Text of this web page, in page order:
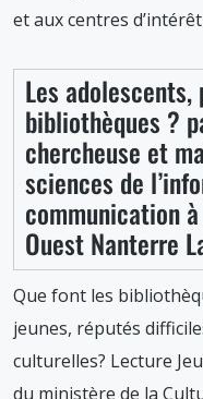
et aux centres
Les
bibliothèques ?
chercheuse et
sciences de
communication
Ouest Nanterre
Que font les
jeunes, réputés
culturelles? Lecture
du ministère de la